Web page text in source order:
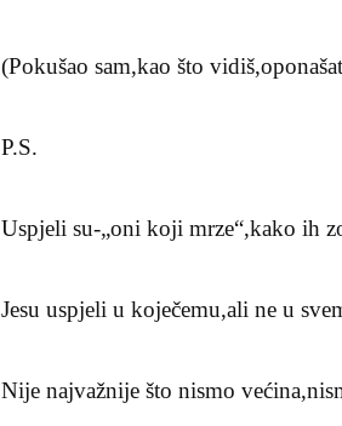
(Pokušao sam,kao što
P.S.
Uspjeli su-„oni koji mrze“,kako ih
Jesu uspjeli u koječemu,ali ne u
Nije najvažnije što nismo